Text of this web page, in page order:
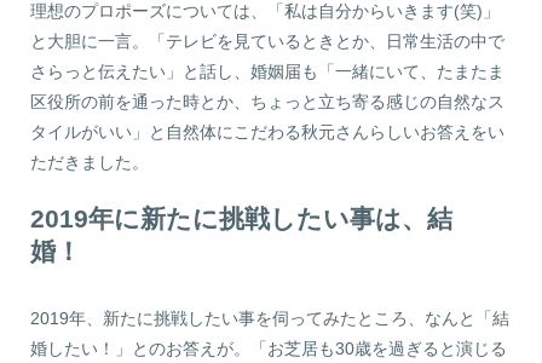
理想のプロポーズについては、「私は自分からいきます(笑)」
と大胆に一言。「テレビを見ているときとか、日常生活の中で
さらっと伝えたい」と話し、婚姻届も「一緒にいて、たまたま
区役所の前を通った時とか、ちょっと立ち寄る感じの自然なス
タイルがいい」と自然体にこだわる秋元さんらしいお答えをい
ただきました。
2019年に新たに挑戦したい事は、結
婚！
2019年、新たに挑戦したい事を伺ってみたところ、なんと「結
婚したい！」とのお答えが。「お芝居も30歳を過ぎると演じる